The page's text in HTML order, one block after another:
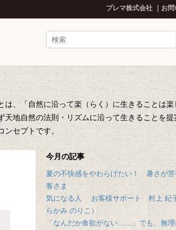
プレマ株式会社 お
は、「自然に沿って楽（らく）に生きることは楽
天地自然の法則・リズムに沿って生きることを提
ンセプトです。
今月の記事
夏の不快感をやわらげたい！ 暑さが苦
客さま
気になる人 お客様サポート 村上 紀
らかみ のりこ）
「なんだか食欲がない……」でも、無理